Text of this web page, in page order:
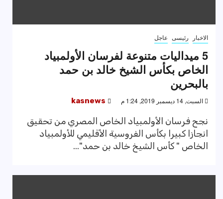
الاخبار رئيسى عاجل
5 ميداليات متنوعة لفرسان الأولمبياد
الخاص بكأس الشيخ خالد بن حمد
بالبحرين
السبت, 14 ديسمبر 2019, 1:24 م kasnews
نجح فرسان الأولمبياد الخاص المصري من تحقيق
انجازا كبيرا بكأس الفروسية الأقليمي للأولمبياد
الخاص " كأس الشيخ خالد بن حمد"...